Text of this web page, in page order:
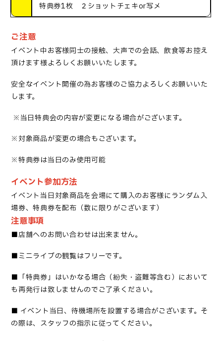
特典券1枚 ２ショットチェキor写メ
ご注意
イベント中お客様同士の接触、大声での会話、飲食等お控え
頂けます様よろしくお願いいたします。
安全なイベント開催の為お客様のご協力よろしくお願いいた
します。
※当日特典会の内容が変更になる場合がございます。
※対象商品が変更の場合もございます。
※特典券は当日のみ使用可能
イベント参加方法
イベント当日対象商品を会場にて購入のお客様にランダム入
場券、特典券を配布（数に限りがございます）
注意事項
■店舗へのお問い合わせは出来ません。
■ミニライブの観覧はフリーです。
■「特典券」はいかなる場合（紛失・盗難等含む）において
も再発行は致しませんのでご了承ください。
■ イベント当日、待機場所を設置する場合がございます。そ
の際は、スタッフの指示に従ってください。